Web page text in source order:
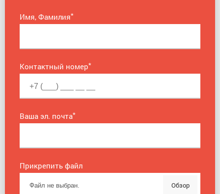
Имя, Фамилия*
Контактный номер*
Ваша эл. почта*
Прикрепить файл
Обзор